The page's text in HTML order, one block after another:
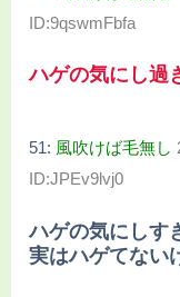
ID:9qswmFbfa
ハゲの気にし過
51: 風吹けば毛無し
ID:JPEv9lvj0
ハゲの気にしす
実はハゲてない